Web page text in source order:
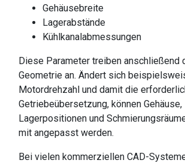
Gehäusebreite
Lagerabstände
Kühlkanalabmessungen
Diese Parameter treiben anschließend
Geometrie an. Ändert sich
Motordrehzahl und damit die
Getriebeübersetzung, können Gehäuse,
Lagerpositionen und
mit angepasst werden.
Bei vielen kommerziellen CAD-